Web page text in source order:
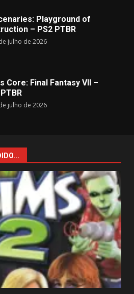
Playground of
– PS2 PTBR
julho de 2026
Core: Final Fantasy VII –
julho de 2026